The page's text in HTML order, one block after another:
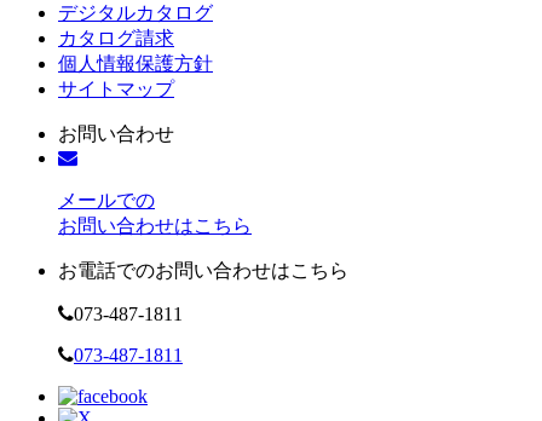
デジタルカタログ
カタログ請求
個人情報保護方針
サイトマップ
お問い合わせ
メールでの
お問い合わせはこちら
お電話でのお問い合わせはこちら
073-487-1811
073-487-1811